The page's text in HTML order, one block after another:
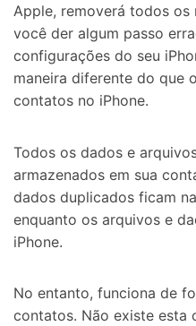
Apple, removerá todos os
você der algum passo
configurações do seu
maneira diferente do que
contatos no iPhone.
Todos os dados e
armazenados em sua
dados duplicados ficam
enquanto os arquivos e
iPhone.
No entanto, funciona de
contatos. Não existe esta